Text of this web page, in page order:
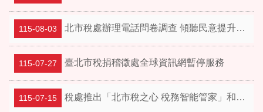
115-08-03 北市稅處辦理電話問卷調查 傾聽民意提升服務品質
115-07-27 臺北市稅捐稽徵處全球資訊網暫停服務
115-07-15 稅處推出「北市稅之心 稅務智能管家」和AI聊天學稅務！